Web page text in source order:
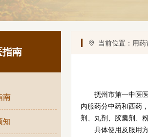
南
南
知
指南
ꄹ 当前位置：用药
抚州市第一中医医
内服药分中药和西药
剂、丸剂、胶囊剂、
具体使用及服用方